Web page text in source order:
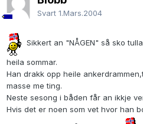
Svart 1.Mars.2004
Sikkert an "NÅGEN" så sko
heila sommar.
Han drakk opp heile
masse me ting.
Neste sesong i båden får an ikkje
Hvis det er noen som vet hvor han